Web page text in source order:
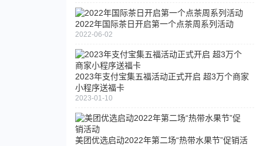
2022年国际茶日开启第一个点茶周系列活动
2022-06-02
2023年支付宝集五福活动正式开启 超3万个商家
小程序送福卡
2023-01-10
美团优选启动2022年第二场“热带水果节”促销活